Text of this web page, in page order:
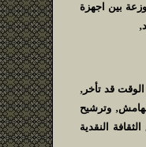
بين اجهزة
قد تأخر‚
وترشيح
النقدية